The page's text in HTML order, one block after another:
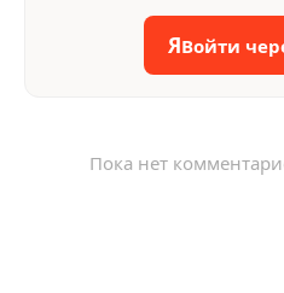
ЯВойти
Пока нет